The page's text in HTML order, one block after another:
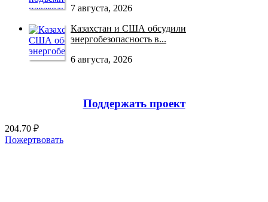
7 августа, 2026
Казахстан и США обсудили
энергобезопасность в...
6 августа, 2026
Поддержать проект
204.70 ₽
Пожертвовать